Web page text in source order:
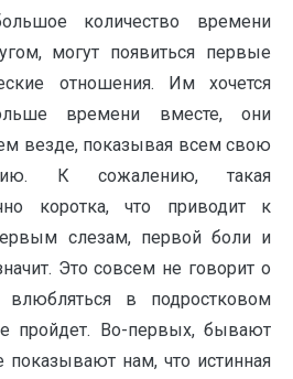
количество времени
могут появиться первые
отношения. Им хочется
времени вместе, они
везде, показывая всем свою
К сожалению, такая
коротка, что приводит к
слезам, первой боли и
Это совсем не говорит о
в подростковом
пройдет. Во-первых, бывают
показывают нам, что истинная